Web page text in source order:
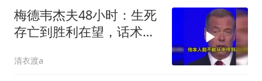
梅德韦杰夫48小时：生死
存亡到胜利在望，话术变
清衣渡a